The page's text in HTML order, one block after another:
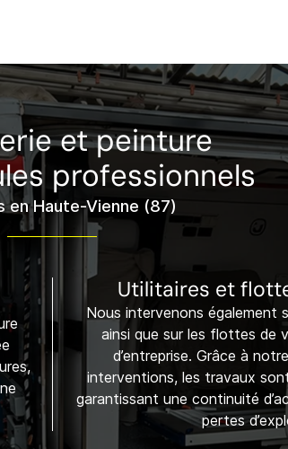
et peinture
professionnels
en Haute-Vienne (87)
Utilitaires et
Nous intervenons également
ainsi que sur les flottes de
d’entreprise. Grâce à
interventions, les travaux
garantissant une continuité
pertes